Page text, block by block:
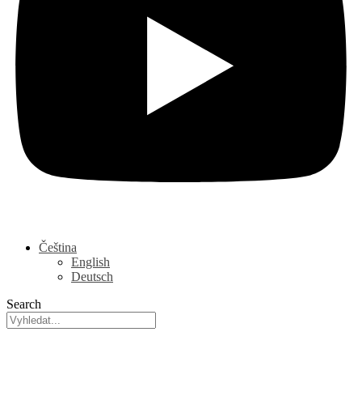
Čeština
English
Deutsch
Search